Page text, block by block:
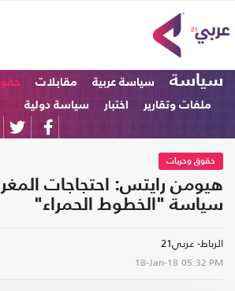
سياسة سياسة عربية مقابلات
ملفات وتقارير
اختبار سياسة دولية
حقوق وحريات
هيومن رايتس: احتجاجات
سياسة "الخطوط الحمراء"
الرباط- عربي21
18-Jan-18 05:32 PM